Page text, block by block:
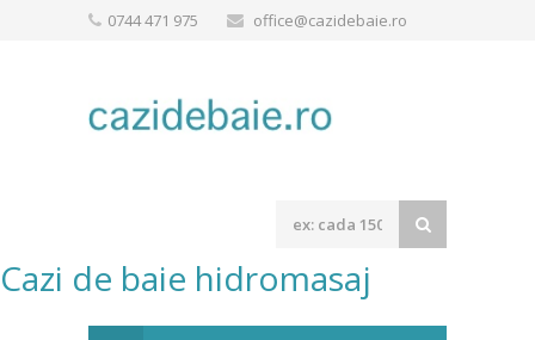
0744 471 975 office@cazidebaie.ro
Cazi de baie hidromasaj